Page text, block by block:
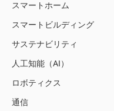
スマートホーム
スマートビルディング
サステナビリティ
人工知能（AI）
ロボティクス
通信